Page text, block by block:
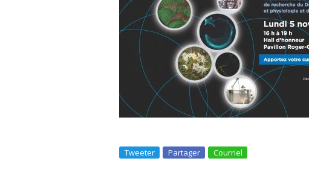
Tweeter Partager Courriel